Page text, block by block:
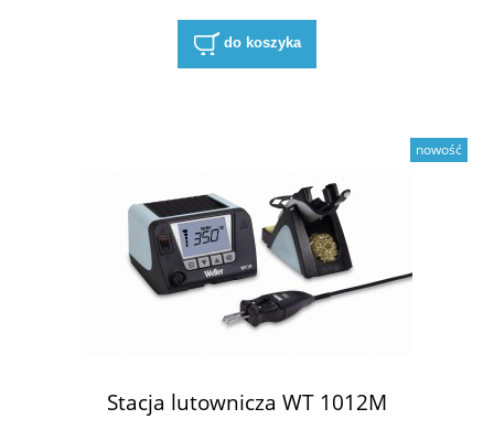
do koszyka
Stacja lutownicza WT 1012M
nowość